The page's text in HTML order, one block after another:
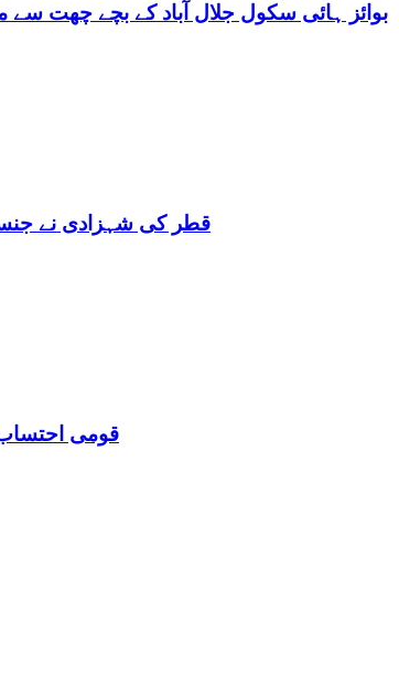
بوائز ہائی سکول جلال آباد کے بچے چھت سے
قطر کی شہزادی نے جنسی بے راہروی
قومی